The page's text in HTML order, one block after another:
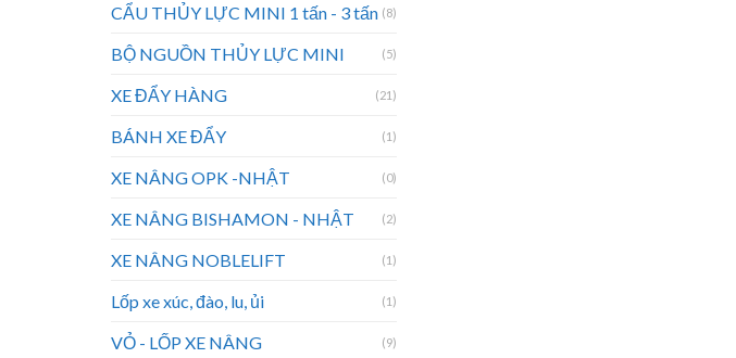
CẨU THỦY LỰC MINI 1 tấn - 3 tấn (8)
BỘ NGUỒN THỦY LỰC MINI (5)
XE ĐẨY HÀNG (21)
BÁNH XE ĐẨY (1)
XE NÂNG OPK -NHẬT (0)
XE NÂNG BISHAMON - NHẬT (2)
XE NÂNG NOBLELIFT (1)
Lốp xe xúc, đào, lu, ủi (1)
VỎ - LỐP XE NÂNG (9)